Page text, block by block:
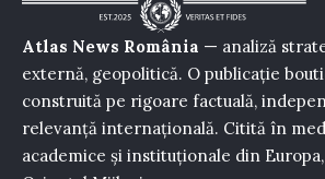
Atlas News România — analiză
externă, geopolitică. O publicație
construită pe rigoare factuală,
relevanță internațională. Citită în
academice și instituționale din